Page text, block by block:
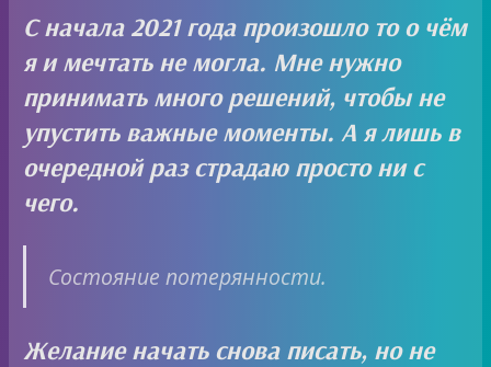
С начала 2021 года произошло то о чём
я и мечтать не могла. Мне нужно
принимать много решений, чтобы не
упустить важные моменты. А я лишь в
очередной раз страдаю просто ни с
чего.
Состояние потерянности.
Желание начать снова писать, но не